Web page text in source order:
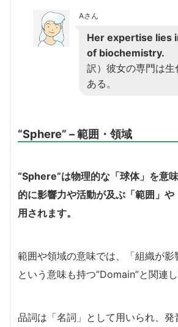
Aさん
Her expertise lies
of biochemistry.
訳）彼女の専門は
ある。
“Sphere” – 範囲・領域
“Sphere”は物理的な「球体」を意
的に影響力や活動が及ぶ「範囲」
用されます。
範囲や領域の意味では、「組織が影
という意味も持つ”Domain”と関連
品詞は「名詞」として用いられ、発